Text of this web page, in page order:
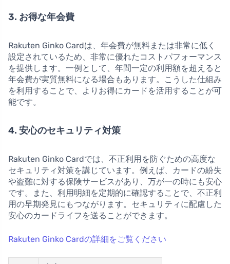
3. お得な年会費
Rakuten Ginko Cardは、年会費が無料または非常に低く
設定されているため、非常に優れたコストパフォーマンス
を提供します。一例として、年間一定の利用額を超えると
年会費が実質無料になる場合もあります。こうした仕組み
を利用することで、よりお得にカードを活用することが可
能です。
4. 安心のセキュリティ対策
Rakuten Ginko Cardでは、不正利用を防ぐための高度な
セキュリティ対策を講じています。例えば、カードの紛失
や盗難に対する保険サービスがあり、万が一の時にも安心
です。また、利用明細を定期的に確認することで、不正利
用の早期発見にもつながります。セキュリティに配慮した
安心のカードライフを送ることができます。
Rakuten Ginko Cardの詳細をご覧ください